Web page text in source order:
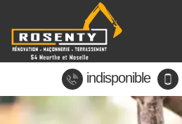
indisponible